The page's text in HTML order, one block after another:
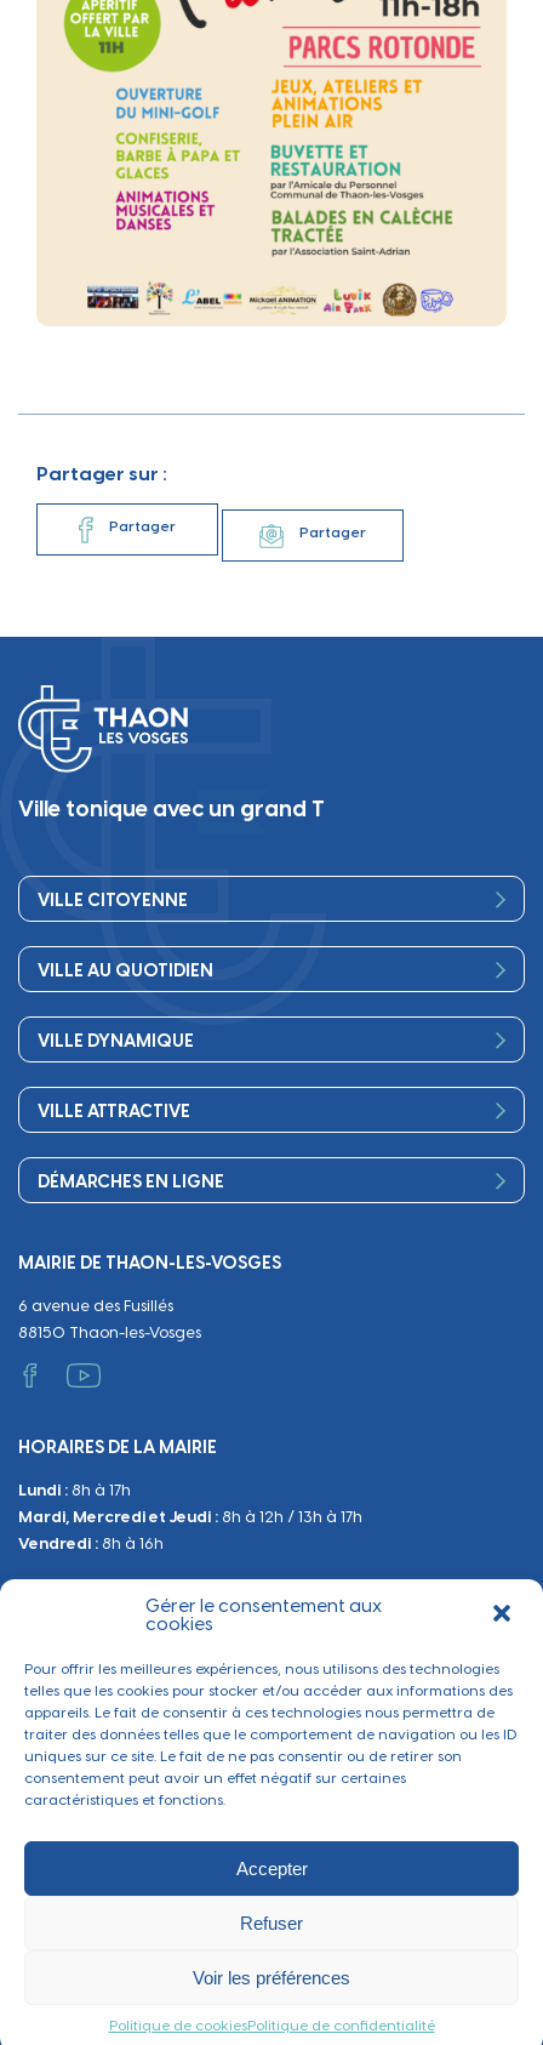
Gérer le consentement aux
cookies
Pour offrir les meilleures expériences, nous utilisons des technologies
telles que les cookies pour stocker et/ou accéder aux informations des
appareils. Le fait de consentir à ces technologies nous permettra de
traiter des données telles que le comportement de navigation ou les ID
uniques sur ce site. Le fait de ne pas consentir ou de retirer son
consentement peut avoir un effet négatif sur certaines
caractéristiques et fonctions.
Accepter
Refuser
Voir les préférences
Politique de cookiesPolitique de confidentialité
Partager sur :
Partager Partager
Ville tonique avec un grand T
VILLE CITOYENNE
Conseil Municipal
Finances
Démocratie participative
Publications
VILLE AU QUOTIDIEN
Petite enfance
Périscolaire
Séniors, social, santé
Circuler
Emploi
VILLE DYNAMIQUE
Culture
Associations
Equipements
VILLE ATTRACTIVE
Commerces et artisanat
Urbanisme
Tranquillité et sécurité
DÉMARCHES EN LIGNE
Décès
Papiers et citoyenneté
Administratif et technique
Manifestations
Urbanisme
Sanitaire et Sécurité
MAIRIE DE THAON-LES-VOSGES
6 avenue des Fusillés
88150 Thaon-les-Vosges
HORAIRES DE LA MAIRIE
Lundi : 8h à 17h
Mardi, Mercredi et Jeudi : 8h à 12h / 13h à 17h
Vendredi : 8h à 16h
BESOIN D'INFORMATIONS
Contactez-nous
Ville de Thaon-les-Vosges ©2022 - Tous droits réservés